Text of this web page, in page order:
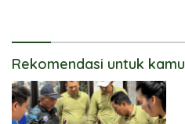
Rekomendasi untuk kamu